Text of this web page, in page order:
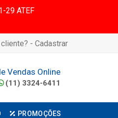
29 ATEF
- Cadastrar
Vendas Online
(11) 3324-6411
PROMOÇÕES